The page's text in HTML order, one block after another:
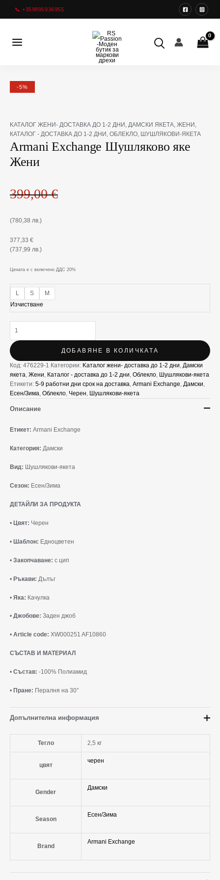
📞 +359895936955
Menu
-5%
KАТАЛОГ ЖЕНИ- ДОСТАВКА ДО 1-2 ДНИ , ДАМСКИ ЯКЕТА, ЖЕНИ ,
КАТАЛОГ - ДОСТАВКА ДО 1-2 ДНИ , ОБЛЕКЛО, ШУШЛЯКОВИ-ЯКЕТА
Armani Exchange Шушляково яке
Жени
399,00€
(780,38 лв.)
Original
price
was:
399,00 €(780,38
лв.).
377,33 €
(737,99 лв.)
Текущата
цена
е:
377,33 €(737,99
лв.).
Цената е с включено ДДС 20%
L S
M
Изчистване
количество
за
Armani
Exchange
Шушляково
ДОБАВЯНЕ В КОЛИЧКАТА
Код: 476229-1 Категории: Kаталог жени- доставка до 1-2 дни, Дамски
якета, Жени, Каталог - доставка до 1-2 дни, Облекло, Шушлякови-якета
Етикети: 5-9 работни дни срок на доставка, Armani Exchange, Дамски,
Есен/Зима, Облекло, Черен, Шушлякови-якета
Описание
Етикет: Armani Exchange
Категория: Дамски
Вид: Шушлякови-якета
Сезон: Есен/Зима
ДЕТАЙЛИ ЗА ПРОДУКТА
• Цвят: Черен
• Шаблон: Едноцветен
• Закопчаване: с цип
• Ръкави: Дълъг
• Яка: Качулка
• Джобове: Заден джоб
• Article code: XW000251 AF10860
СЪСТАВ И МАТЕРИАЛ
• Състав: -100% Полиамид
• Пране: Пералня на 30°
Допълнителна информация
Тегло 2,5 кг
цвят
черен
Gender
Дамски
Season
Есен/Зима
Brand
Armani Exchange